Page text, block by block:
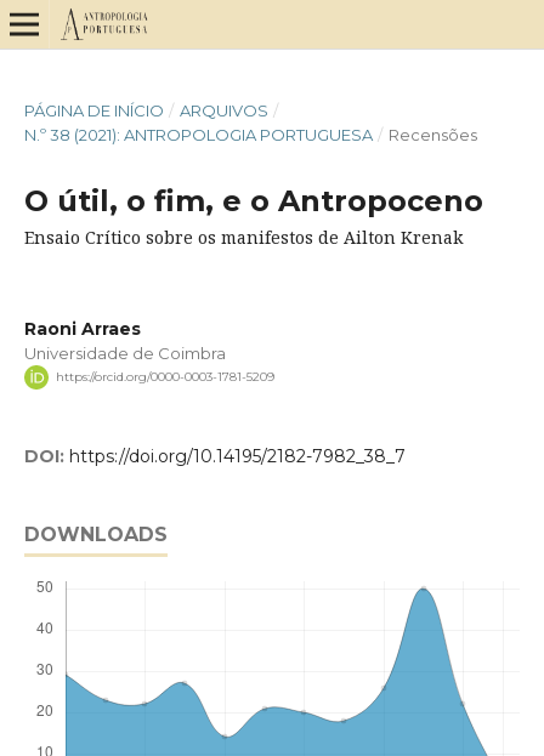
PÁGINA DE INÍCIO / ARQUIVOS /
N.º 38 (2021): ANTROPOLOGIA PORTUGUESA / Recensões
O útil, o fim, e o Antropoceno
Ensaio Crítico sobre os manifestos de Ailton Krenak
Raoni Arraes
Universidade de Coimbra
https://orcid.org/0000-0003-1781-5209
DOI: https://doi.org/10.14195/2182-7982_38_7
DOWNLOADS